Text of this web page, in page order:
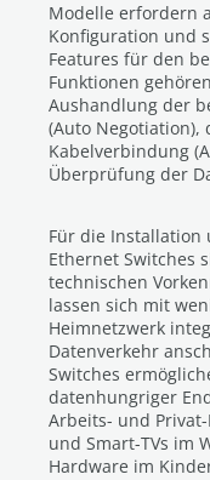
Modelle erfordern
Konfiguration und
Features für den
Funktionen
Aushandlung der
(Auto Negotiation),
Kabelverbindung
Überprüfung der
Für die Installation
Ethernet Switches
technischen
lassen sich mit
Heimnetzwerk
Datenverkehr
Switches
datenhungriger
Arbeits- und
und Smart-TVs im
Hardware im